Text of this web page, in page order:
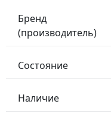
Бренд
(производитель)
Состояние
Наличие